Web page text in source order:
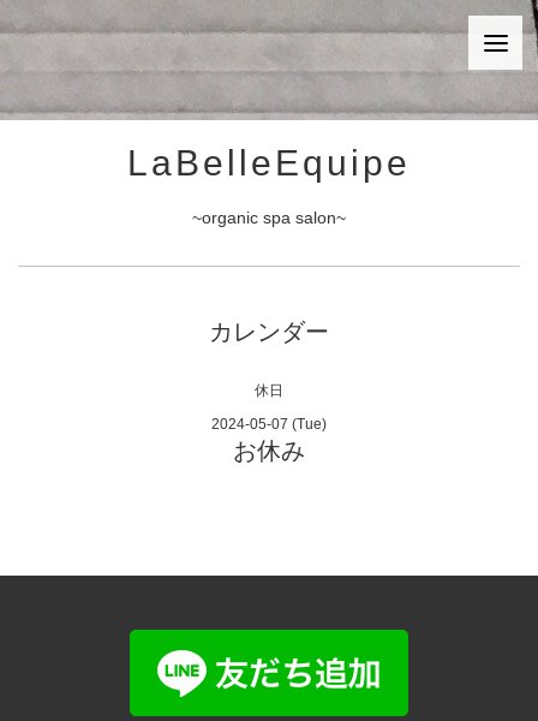
LaBelleEquipe
~organic spa salon~
カレンダー
休日
2024-05-07 (Tue)
お休み